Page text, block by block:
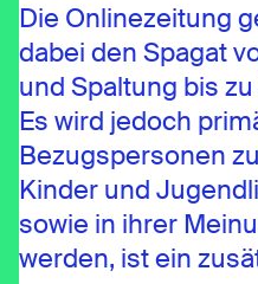
Die Onlinezeitung
dabei den Spagat
und Spaltung bis
Es wird jedoch
Bezugspersonen
Kinder und
sowie in ihrer
werden, ist ein